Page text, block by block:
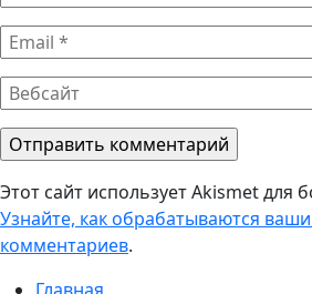
*
Email
*
Вебсайт
Этот сайт использует Akismet для
Узнайте, как обрабатываются
комментариев.